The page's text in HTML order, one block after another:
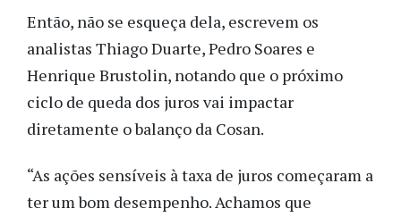
Então, não se esqueça dela, escrevem os
analistas Thiago Duarte, Pedro Soares e
Henrique Brustolin, notando que o próximo
ciclo de queda dos juros vai impactar
diretamente o balanço da Cosan.
“As ações sensíveis à taxa de juros começaram a
ter um bom desempenho. Achamos que